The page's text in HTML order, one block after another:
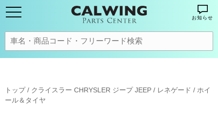
お知らせ
トップ/ クライスラー CHRYSLER ジープ JEEP / レネゲード / ホイ
ール＆タイヤ